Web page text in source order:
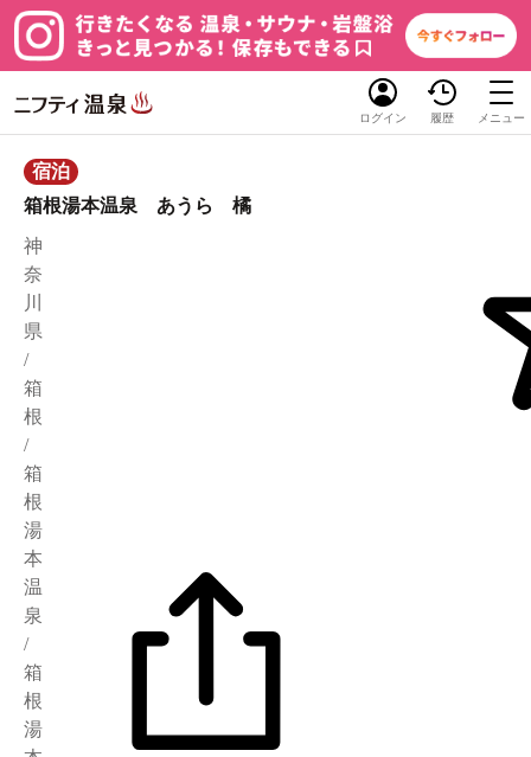
ログイン 履歴 メニュー
宿泊
箱根湯本温泉 あうら 橘
神
奈
川
県
/
箱
根
/
箱
根
湯
本
温
泉
/
箱
根
湯